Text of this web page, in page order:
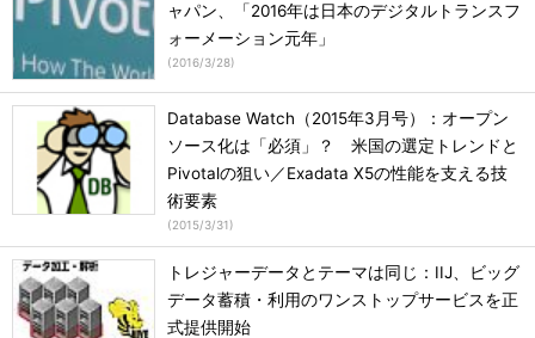
ャパン、「2016年は日本のデジタルトランスフ
ォーメーション元年」
(2016/3/28)
Database Watch（2015年3月号）：オープン
ソース化は「必須」？ 米国の選定トレンドと
Pivotalの狙い／Exadata X5の性能を支える技
術要素
(2015/3/31)
トレジャーデータとテーマは同じ：IIJ、ビッグ
データ蓄積・利用のワンストップサービスを正
式提供開始